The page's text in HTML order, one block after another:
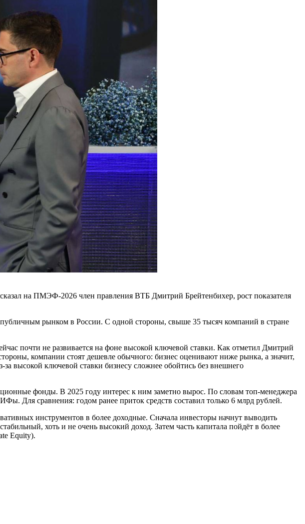
на ПМЭФ‑2026 член правления ВТБ Дмитрий Брейтенбихер, рост показателя
рынком в России. С одной стороны, свыше 35 тысяч компаний в стране
почти не развивается на фоне высокой ключевой ставки. Как отметил Дмитрий
компании стоят дешевле обычного: бизнес оценивают ниже рынка, а значит,
высокой ключевой ставки бизнесу сложнее обойтись без внешнего
фонды. В 2025 году интерес к ним заметно вырос. По словам топ-менеджера
Для сравнения: годом ранее приток средств составил только 6 млрд рублей.
инструментов в более доходные. Сначала инвесторы начнут выводить
хоть и не очень высокий доход. Затем часть капитала пойдёт в более
Equity).